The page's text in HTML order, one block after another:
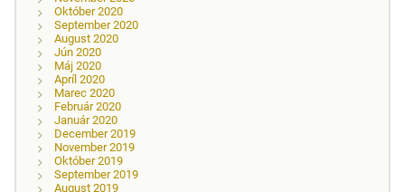
Október 2020
September 2020
August 2020
Jún 2020
Máj 2020
Apríl 2020
Marec 2020
Február 2020
Január 2020
December 2019
November 2019
Október 2019
September 2019
August 2019